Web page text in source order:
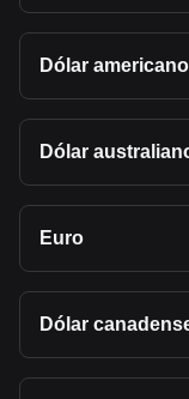
Dólar americano
Dólar
Euro
Dólar